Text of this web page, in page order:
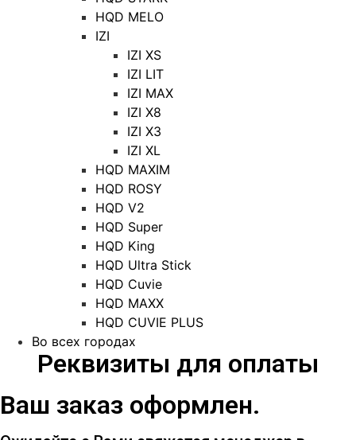
HQD MELO
IZI
IZI XS
IZI LIT
IZI MAX
IZI X8
IZI X3
IZI XL
HQD MAXIM
HQD ROSY
HQD V2
HQD Super
HQD King
HQD Ultra Stick
HQD Cuvie
HQD MAXX
HQD CUVIE PLUS
Во всех городах
Реквизиты для оплаты
Ваш заказ оформлен.